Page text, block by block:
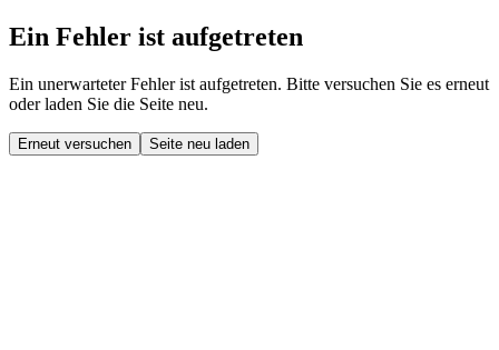
Ein Fehler ist aufgetreten
Ein unerwarteter Fehler ist aufgetreten. Bitte versuchen Sie es erneut
oder laden Sie die Seite neu.
Erneut versuchen Seite neu laden